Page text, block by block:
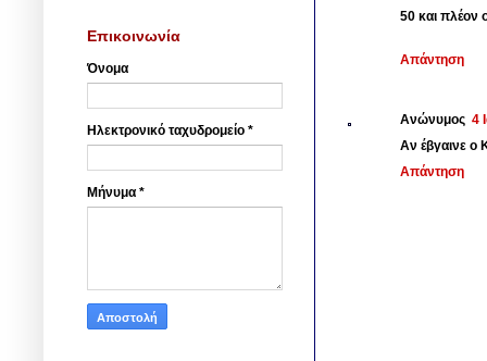
50 και πλέον
Απάντηση
Ανώνυμος 4
Αν έβγαινε ο
Απάντηση
Επικοινωνία
Όνομα
Ηλεκτρονικό ταχυδρομείο *
Μήνυμα *